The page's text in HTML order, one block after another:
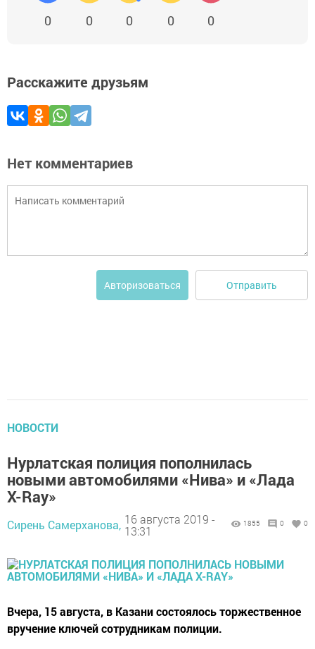
0 0 0 0 0
Расскажите друзьям
Нет комментариев
Авторизоваться Отправить
НОВОСТИ
Нурлатская полиция пополнилась
новыми автомобилями «Нива» и «Лада
X-Ray»
Сирень Самерханова, 16 августа 2019 -
13:31
1855 0 0
Вчера, 15 августа, в Казани состоялось торжественное
вручение ключей сотрудникам полиции.